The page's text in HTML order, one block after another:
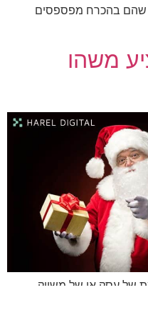
שהם בהכרח מפספסים
משהו
של עסק או של משווק